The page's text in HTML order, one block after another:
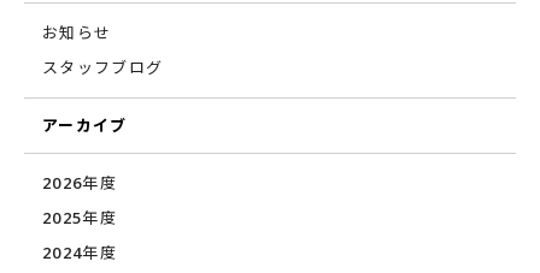
お知らせ
スタッフブログ
アーカイブ
2026年度
2025年度
2024年度